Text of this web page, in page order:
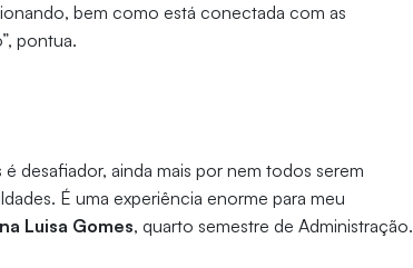
bem como está conectada com as
pontua.
desafiador, ainda mais por nem todos serem
É uma experiência enorme para meu
Luisa Gomes, quarto semestre de Administração.